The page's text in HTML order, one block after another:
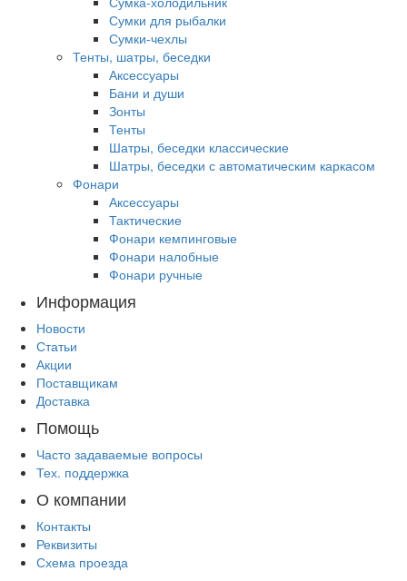
Сумки для рыбалки
Сумки-чехлы
Тенты, шатры, беседки
Аксессуары
Бани и души
Зонты
Тенты
Шатры, беседки классические
Шатры, беседки с автоматическим каркасом
Фонари
Аксессуары
Тактические
Фонари кемпинговые
Фонари налобные
Фонари ручные
Информация
Новости
Статьи
Акции
Поставщикам
Доставка
Помощь
Часто задаваемые вопросы
Тех. поддержка
О компании
Контакты
Реквизиты
Схема проезда